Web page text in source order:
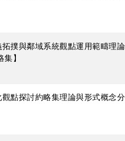
撲與鄰域系統觀點運用範疇理
】
點探討約略集理論與形式概念分